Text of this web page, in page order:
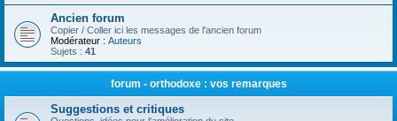
Ancien forum
Copier / Coller ici les messages de l'ancien forum
Modérateur : Auteurs
Sujets : 41
forum - orthodoxe : vos remarques
Suggestions et critiques